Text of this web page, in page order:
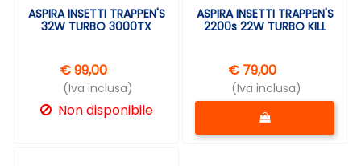
ASPIRA INSETTI TRAPPEN'S
32W TURBO 3000TX
€ 99,00
(Iva inclusa)
Non disponibile
ASPIRA INSETTI TRAPPEN'S
2200s 22W TURBO KILL
€ 79,00
(Iva inclusa)
Quantità